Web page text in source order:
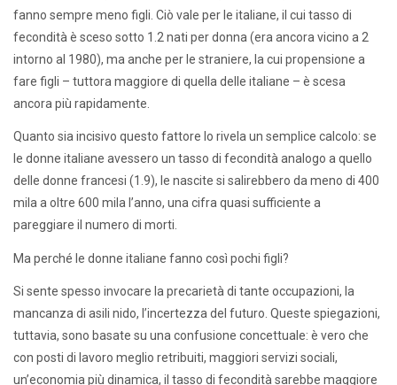
fanno sempre meno figli. Ciò vale per le italiane, il cui tasso di
fecondità è sceso sotto 1.2 nati per donna (era ancora vicino a 2
intorno al 1980), ma anche per le straniere, la cui propensione a
fare figli – tuttora maggiore di quella delle italiane – è scesa
ancora più rapidamente.
Quanto sia incisivo questo fattore lo rivela un semplice calcolo: se
le donne italiane avessero un tasso di fecondità analogo a quello
delle donne francesi (1.9), le nascite si salirebbero da meno di 400
mila a oltre 600 mila l’anno, una cifra quasi sufficiente a
pareggiare il numero di morti.
Ma perché le donne italiane fanno così pochi figli?
Si sente spesso invocare la precarietà di tante occupazioni, la
mancanza di asili nido, l’incertezza del futuro. Queste spiegazioni,
tuttavia, sono basate su una confusione concettuale: è vero che
con posti di lavoro meglio retribuiti, maggiori servizi sociali,
un’economia più dinamica, il tasso di fecondità sarebbe maggiore